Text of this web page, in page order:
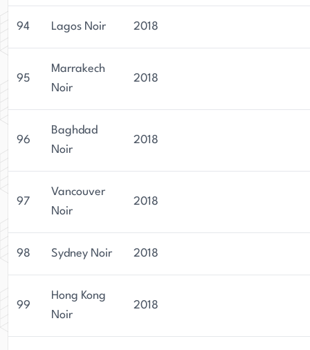
94 Lagos Noir 2018
95
Marrakech
Noir
2018
96
Baghdad
Noir
2018
97
Vancouver
Noir
2018
98 Sydney Noir 2018
99
Hong Kong
Noir
2018